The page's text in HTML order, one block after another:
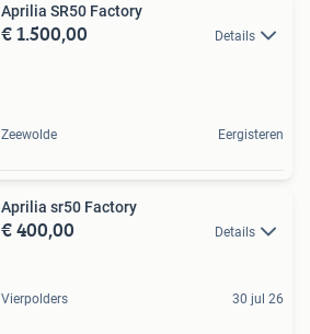
Aprilia SR50 Factory
€ 1.500,00 Details
Zeewolde Eergisteren
Aprilia sr50 Factory
€ 400,00 Details
Vierpolders 30 jul 26